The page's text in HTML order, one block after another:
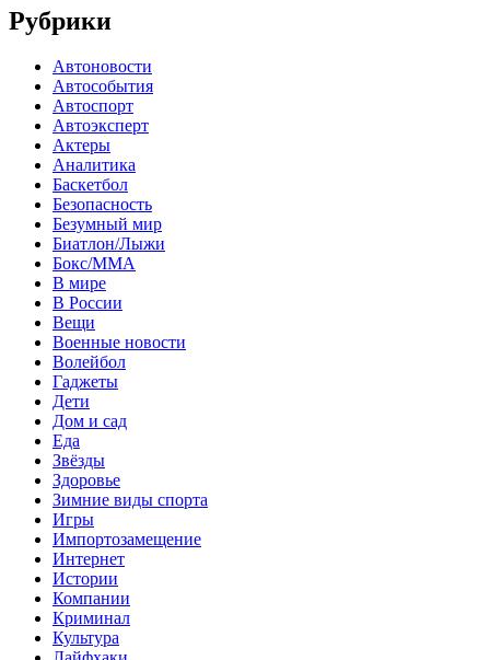
Рубрики
Автоновости
Автособытия
Автоспорт
Автоэксперт
Актеры
Аналитика
Баскетбол
Безопасность
Безумный мир
Биатлон/Лыжи
Бокс/MMA
В мире
В России
Вещи
Военные новости
Волейбол
Гаджеты
Дети
Дом и сад
Еда
Звёзды
Здоровье
Зимние виды спорта
Игры
Импортозамещение
Интернет
Истории
Компании
Криминал
Культура